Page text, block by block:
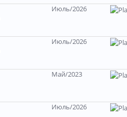
Июль/2026
Июль/2026
Май/2023
Июль/2026